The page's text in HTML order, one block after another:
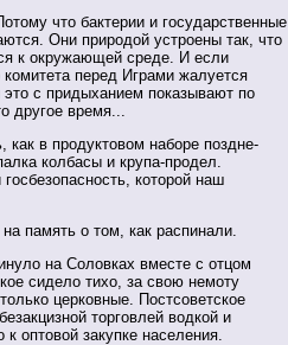
что бактерии и государственные
Они природой устроены так, что
к окружающей среде. И если
перед Играми жалуется
это с придыханием показывают по
другое время...
в продуктовом наборе поздне-
колбасы и крупа-продел.
которой наш
память о том, как распинали.
на Соловках вместе с отцом
сидело тихо, за свою немоту
церковные. Постсоветское
торговлей водкой и
оптовой закупке населения.